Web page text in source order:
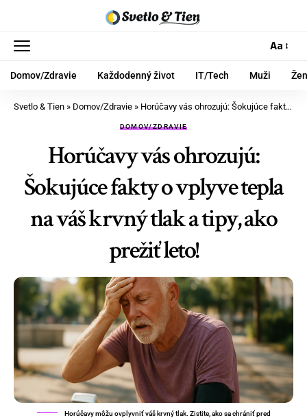
Aa
Domov/Zdravie Každodenný život IT/Tech Muži
Svetlo & Tien » Domov/Zdravie » Horúčavy vás ohrozujú: Šokujúce fakty o vplyve tepla na váš krvný tlak a tipy, ako prežiť leto!
DOMOV/ZDRAVIE
Horúčavy vás ohrozujú:
Šokujúce fakty o vplyve tepla
na váš krvný tlak a tipy, ako
prežiť leto!
Horúčavy môžu ovplyvniť váš krvný tlak. Zistite, ako sa chrániť pred